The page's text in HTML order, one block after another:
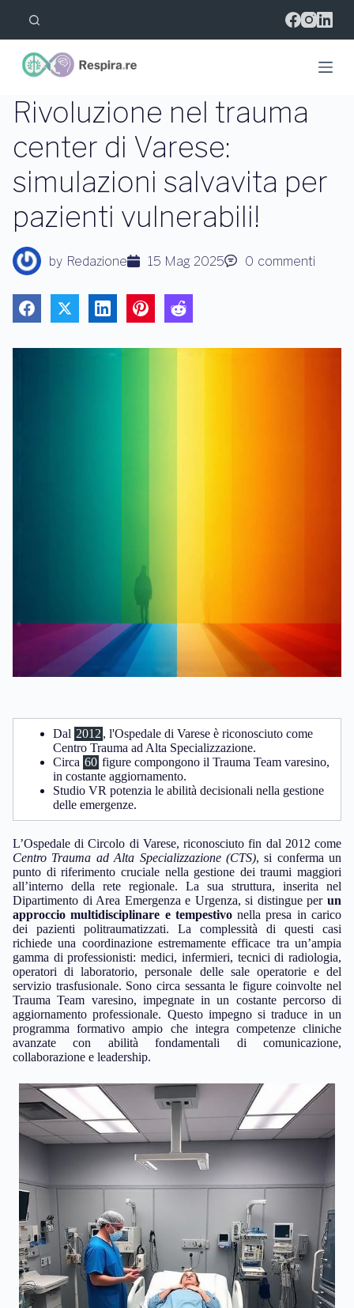
l
l
c
n
t
n
t
o
Rivoluzione nel trauma
center di Varese:
simulazioni salvavita per
pazienti vulnerabili!
by Redazione 15 Mag 2025 0 commenti
Dal 2012 , l'Ospedale di Varese è riconosciuto come
Centro Trauma ad Alta Specializzazione.
Circa 60 figure compongono il Trauma Team varesino,
in costante aggiornamento.
Studio VR potenzia le abilità decisionali nella gestione
delle emergenze.
L’Ospedale di Circolo di Varese, riconosciuto fin dal 2012 come
Centro Trauma ad Alta Specializzazione (CTS), si conferma un
punto di riferimento cruciale nella gestione dei traumi maggiori
all’interno della rete regionale. La sua struttura, inserita nel
Dipartimento di Area Emergenza e Urgenza, si distingue per un
approccio multidisciplinare e tempestivonella presa in carico
dei pazienti politraumatizzati. La complessità di questi casi
richiede una coordinazione estremamente efficace tra un’ampia
gamma di professionisti: medici, infermieri, tecnici di radiologia,
operatori di laboratorio, personale delle sale operatorie e del
servizio trasfusionale. Sono circa sessanta le figure coinvolte nel
Trauma Team varesino, impegnate in un costante percorso di
aggiornamento professionale. Questo impegno si traduce in un
programma formativo ampio che integra competenze cliniche
avanzate con abilità fondamentali di comunicazione,
collaborazione e leadership.